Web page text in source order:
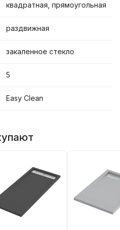
квадратная, прямоугольная
раздвижная
закаленное стекло
5
Easy Clean